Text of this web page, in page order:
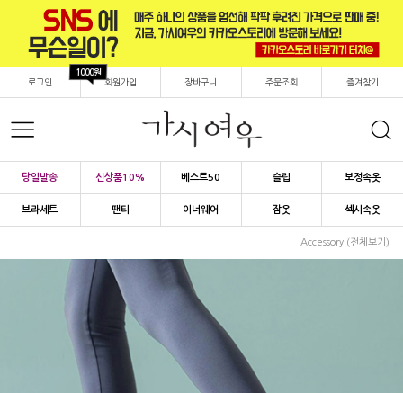
로그인 회원가입
1000원
장바구니 주문조회 즐겨찾기
당일발송 신상품10% 베스트50 슬립 보정속옷
브라세트 팬티 이너웨어 잠옷 섹시속옷
Accessory (전체보기)